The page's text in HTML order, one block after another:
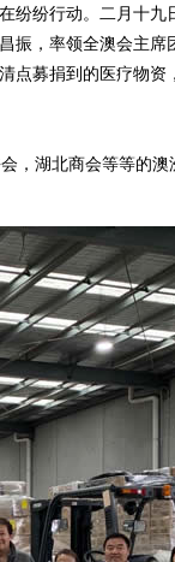
纷纷行动。二月十九
振，率领全澳会主席
点募捐到的医疗物资
，湖北商会等等的澳